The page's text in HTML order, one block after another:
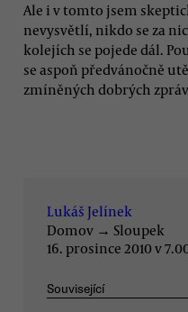
Ale i v tomto jsem
nevysvětlí, nikdo se za
kolejích se pojede dál.
se aspoň předvánočně
zmíněných dobrých
Lukáš Jelínek
Domov → Sloupek
16. prosince 2010 v
Související